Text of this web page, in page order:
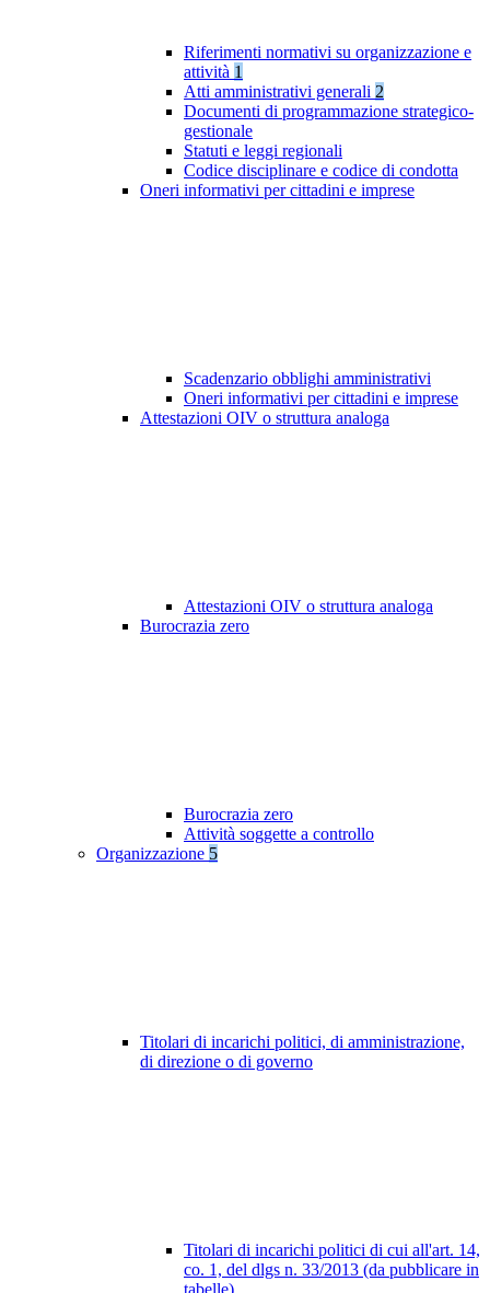
Riferimenti normativi su organizzazione e
attività 1
Atti amministrativi generali 2
Documenti di programmazione strategico-
gestionale
Statuti e leggi regionali
Codice disciplinare e codice di condotta
Oneri informativi per cittadini e imprese
Scadenzario obblighi amministrativi
Oneri informativi per cittadini e imprese
Attestazioni OIV o struttura analoga
Attestazioni OIV o struttura analoga
Burocrazia zero
Burocrazia zero
Attività soggette a controllo
Organizzazione 5
Titolari di incarichi politici, di amministrazione,
di direzione o di governo
Titolari di incarichi politici di cui all'art. 14,
co. 1, del dlgs n. 33/2013 (da pubblicare in